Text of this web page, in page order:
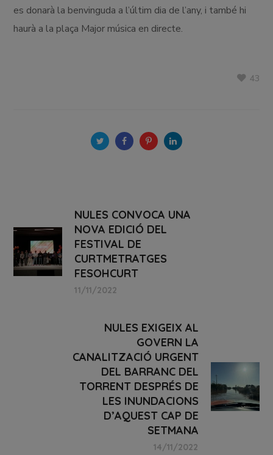
es donarà la benvinguda a l’últim dia de l’any, i també hi
haurà a la plaça Major música en directe.
43
NULES CONVOCA UNA
NOVA EDICIÓ DEL
FESTIVAL DE
CURTMETRATGES
FESOHCURT
11/11/2022
NULES EXIGEIX AL
GOVERN LA
CANALITZACIÓ URGENT
DEL BARRANC DEL
TORRENT DESPRÉS DE
LES INUNDACIONS
D’AQUEST CAP DE
SETMANA
14/11/2022